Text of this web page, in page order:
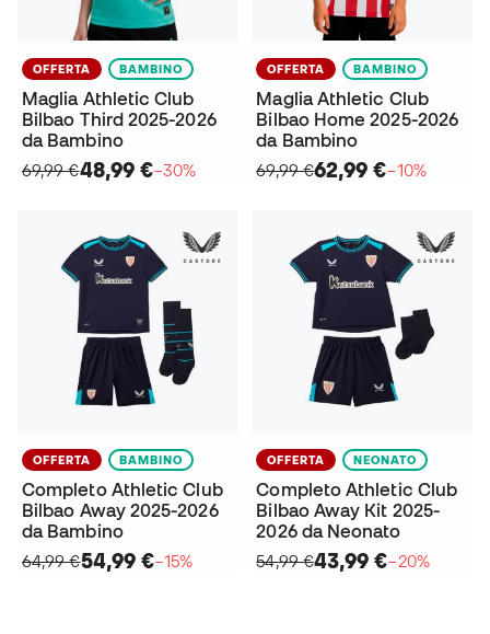
OFFERTA BAMBINO
Maglia Athletic Club
Bilbao Third 2025-2026
da Bambino
69,99 €48,99 €−30%
OFFERTA BAMBINO
Maglia Athletic Club
Bilbao Home 2025-2026
da Bambino
69,99 €62,99 €−10%
OFFERTA BAMBINO
Completo Athletic Club
Bilbao Away 2025-2026
da Bambino
64,99 €54,99 €−15%
OFFERTA NEONATO
Completo Athletic Club
Bilbao Away Kit 2025-
2026 da Neonato
54,99 €43,99 €−20%